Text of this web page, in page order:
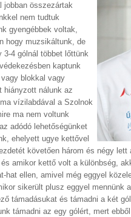
jobban összezártak
nem tudtuk
gyengébbek voltak,
hogy muzsikáltunk, de
4 gólnál többet lőttünk
kaptunk
blokkal vagy
hiányzott nálunk az
vízilabdával a Szolnok
ma nem voltunk
adódó lehetőségünket
ehelyett ugye kettővel
követően három és négy lett
amikor kettő volt a különbség,
hat ellen, amivel még eggyel
sikerült plusz eggyel mennünk
támadásukat és támadni a két
támadni az egy gólért, mert